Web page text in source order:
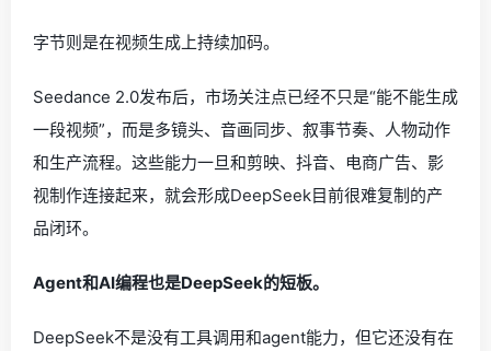
字节则是在视频生成上持续加码。
Seedance 2.0发布后，市场关注点已经不只是“能不能生成
一段视频”，而是多镜头、音画同步、叙事节奏、人物动作
和生产流程。这些能力一旦和剪映、抖音、电商广告、影
视制作连接起来，就会形成DeepSeek目前很难复制的产
品闭环。
Agent和AI编程也是DeepSeek的短板。
DeepSeek不是没有工具调用和agent能力，但它还没有在